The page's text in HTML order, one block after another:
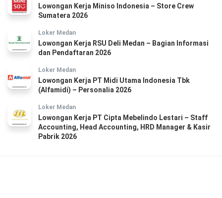
Lowongan Kerja Miniso Indonesia – Store Crew
Sumatera 2026
Loker Medan
Lowongan Kerja RSU Deli Medan – Bagian Informasi
dan Pendaftaran 2026
Loker Medan
Lowongan Kerja PT Midi Utama Indonesia Tbk
(Alfamidi) – Personalia 2026
Loker Medan
Lowongan Kerja PT Cipta Mebelindo Lestari – Staff
Accounting, Head Accounting, HRD Manager & Kasir
Pabrik 2026